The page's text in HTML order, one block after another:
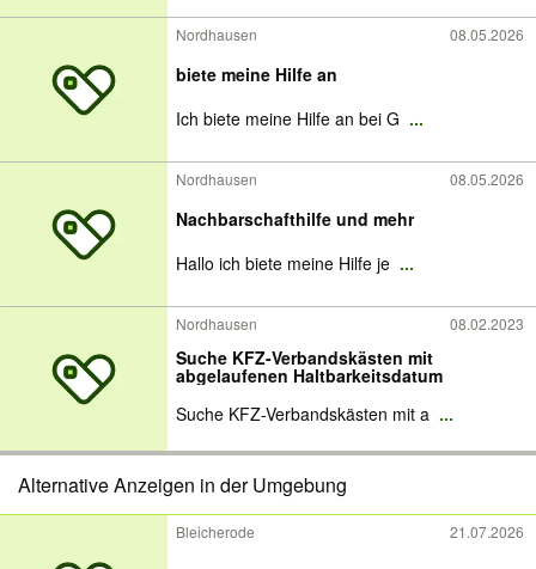
Nordhausen 08.05.2026
biete meine Hilfe an
Ich biete meine Hilfe an bei G ...
Nordhausen 08.05.2026
Nachbarschafthilfe und mehr
Hallo ich biete meine Hilfe je ...
Nordhausen 08.02.2023
Suche KFZ-Verbandskästen mit
abgelaufenen Haltbarkeitsdatum
Suche KFZ-Verbandskästen mit a ...
Alternative Anzeigen in der Umgebung
Bleicherode 21.07.2026